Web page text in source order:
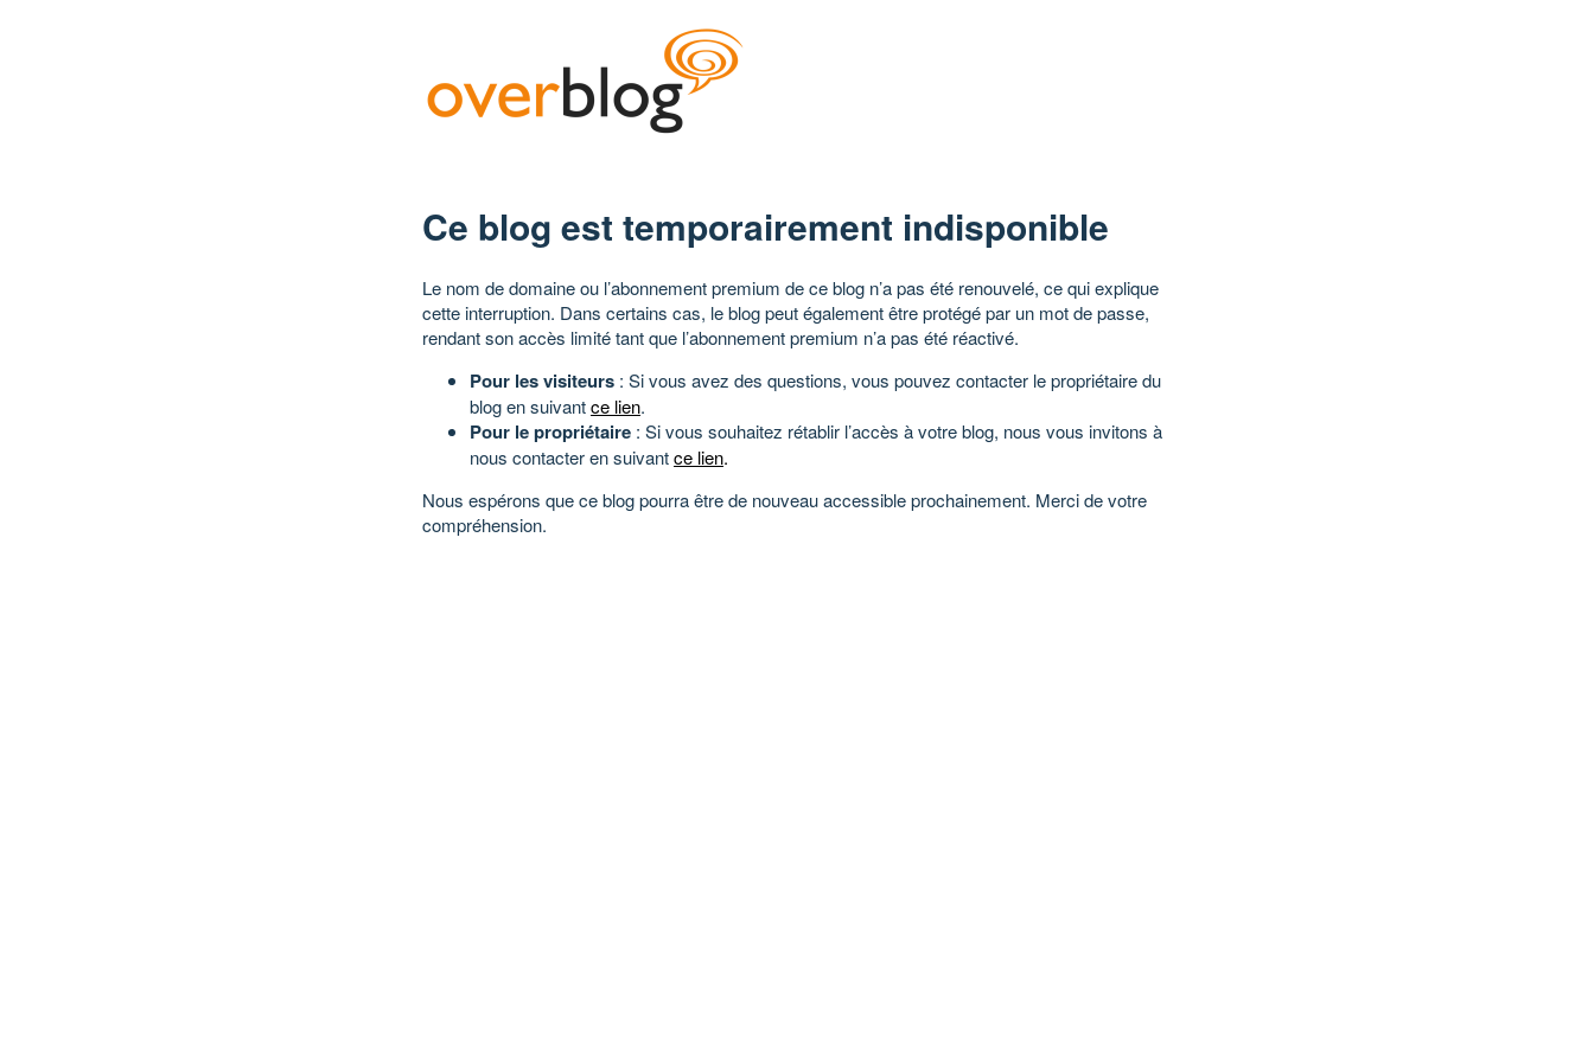
Ce blog est temporairement indisponible
Le nom de domaine ou l’abonnement premium de ce blog n’a pas été renouvelé, ce qui explique
cette interruption. Dans certains cas, le blog peut également être protégé par un mot de passe,
rendant son accès limité tant que l’abonnement premium n’a pas été réactivé.
Pour les visiteurs : Si vous avez des questions, vous pouvez contacter le propriétaire du
blog en suivantce lien.
Pour le propriétaire : Si vous souhaitez rétablir l’accès à votre blog, nous vous invitons à
nous contacter en suivantce lien.
Nous espérons que ce blog pourra être de nouveau accessible prochainement. Merci de votre
compréhension.